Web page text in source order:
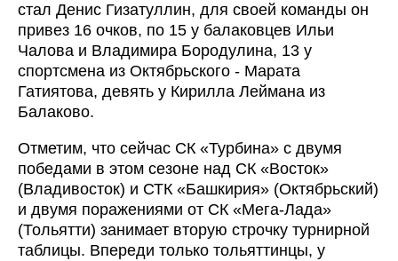
стал Денис Гизатуллин, для своей команды он
привез 16 очков, по 15 у балаковцев Ильи
Чалова и Владимира Бородулина, 13 у
спортсмена из Октябрьского - Марата
Гатиятова, девять у Кирилла Леймана из
Балаково.
Отметим, что сейчас СК «Турбина» с двумя
победами в этом сезоне над СК «Восток»
(Владивосток) и СТК «Башкирия» (Октябрьский)
и двумя поражениями от СК «Мега-Лада»
(Тольятти) занимает вторую строчку турнирной
таблицы. Впереди только тольяттинцы, у